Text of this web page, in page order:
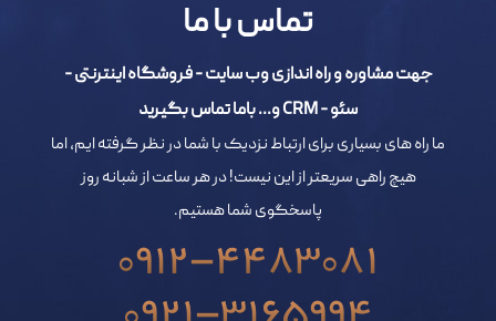
تماس با ما
جهت مشاوره و راه اندازی وب سایت - فروشگاه اینترنتی -
سئو - CRM و... باما تماس بگیرید
ما راه های بسیاری برای ارتباط نزدیک با شما در نظر گرفته ایم، اما
هیچ راهی سریعتر از این نیست! در هر ساعت از شبانه روز
پاسخگوی شما هستیم.
0912-4483081
0921-3165994